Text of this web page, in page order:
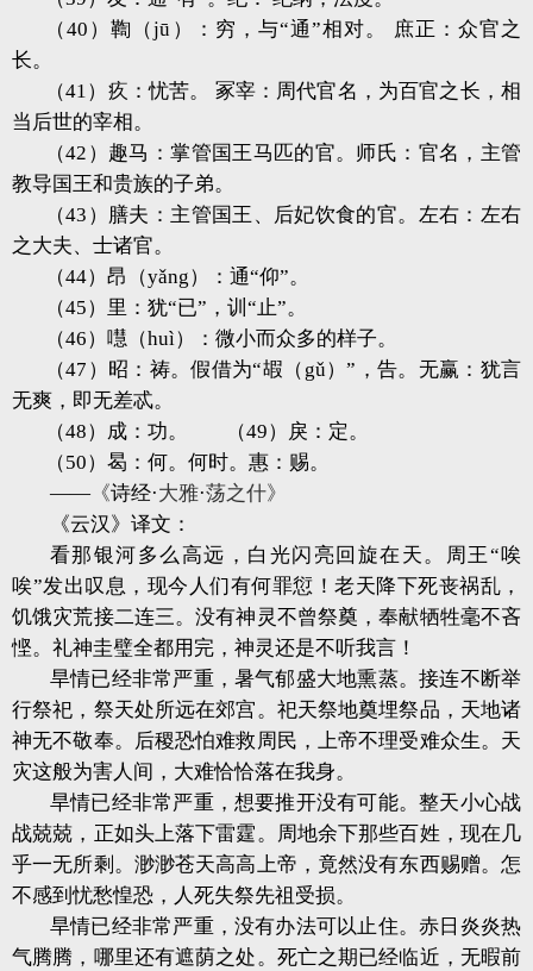
（40）鞫（jū）：穷，与“通”相对。 庶正：众官之
长。
（41）疚：忧苦。 冢宰：周代官名，为百官之长，相
当后世的宰相。
（42）趣马：掌管国王马匹的官。师氏：官名，主管
教导国王和贵族的子弟。
（43）膳夫：主管国王、后妃饮食的官。左右：左右
之大夫、士诸官。
（44）昂（yǎng）：通“仰”。
（45）里：犹“已”，训“止”。
（46）嚖（huì）：微小而众多的样子。
（47）昭：祷。假借为“嘏（gǔ）”，告。无赢：犹言
无爽，即无差忒。
（48）成：功。 （49）戾：定。
（50）曷：何。何时。惠：赐。
―― 《诗经·大雅·荡之什》
《云汉》译文：
看那银河多么高远，白光闪亮回旋在天。周王“唉
唉”发出叹息，现今人们有何罪愆！老天降下死丧祸乱，
饥饿灾荒接二连三。没有神灵不曾祭奠，奉献牺牲毫不吝
悭。礼神圭璧全都用完，神灵还是不听我言！
旱情已经非常严重，暑气郁盛大地熏蒸。接连不断举
行祭祀，祭天处所远在郊宫。祀天祭地奠埋祭品，天地诸
神无不敬奉。后稷恐怕难救周民，上帝不理受难众生。天
灾这般为害人间，大难恰恰落在我身。
旱情已经非常严重，想要推开没有可能。整天小心战
战兢兢，正如头上落下雷霆。周地余下那些百姓，现在几
乎一无所剩。渺渺苍天高高上帝，竟然没有东西赐赠。怎
不感到忧愁惶恐，人死失祭先祖受损。
旱情已经非常严重，没有办法可以止住。赤日炎炎热
气腾腾，哪里还有遮荫之处。死亡之期已经临近，无暇前